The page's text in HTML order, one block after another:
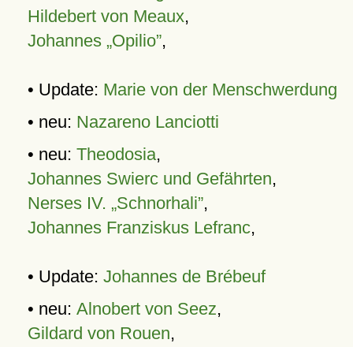
Hildebert von Meaux,
Johannes „Opilio”,
• Update: Marie von der Menschwerdung
• neu: Nazareno Lanciotti
• neu: Theodosia,
Johannes Swierc und Gefährten,
Nerses IV. „Schnorhali”,
Johannes Franziskus Lefranc,
• Update: Johannes de Brébeuf
• neu: Alnobert von Seez,
Gildard von Rouen,